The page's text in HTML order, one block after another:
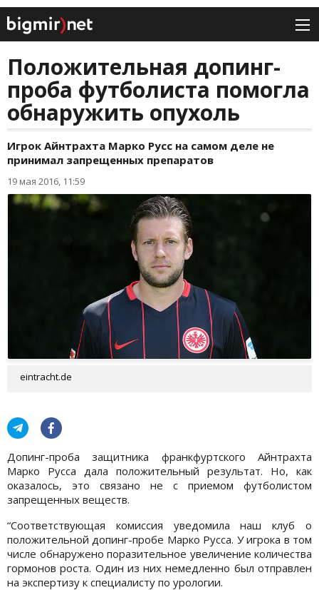
Положительная допинг-
проба футболиста помогла
обнаружить опухоль
Игрок Айнтрахта Марко Русс на самом деле не
принимал запрещенных препаратов
19 мая 2016, 11:59
eintracht.de
Допинг-проба защитника франкфуртского Айнтрахта
Марко Русса дала положительный результат. Но, как
оказалось, это связано не с приемом футболистом
запрещенных веществ.
“Соответствующая комиссия уведомила наш клуб о
положительной допинг-пробе Марко Русса. У игрока в том
числе обнаружено поразительное увеличение количества
гормонов роста. Один из них немедленно был отправлен
на экспертизу к специалисту по урологии.